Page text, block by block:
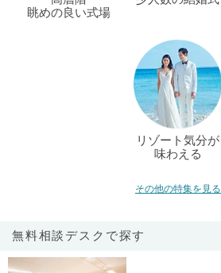
眺めの良い式場
リゾート気分が
味わえる
その他の特集を見る
無料相談デスクで探す